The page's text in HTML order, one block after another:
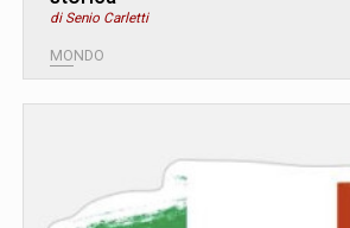
di Senio Carletti
MONDO